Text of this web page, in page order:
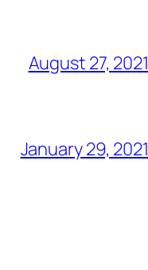
August 27, 2021
January 29, 2021